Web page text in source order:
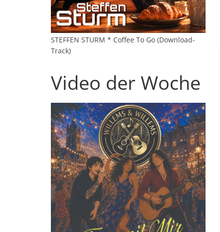
STEFFEN STURM * Coffee To Go (Download-
Track)
Video der Woche